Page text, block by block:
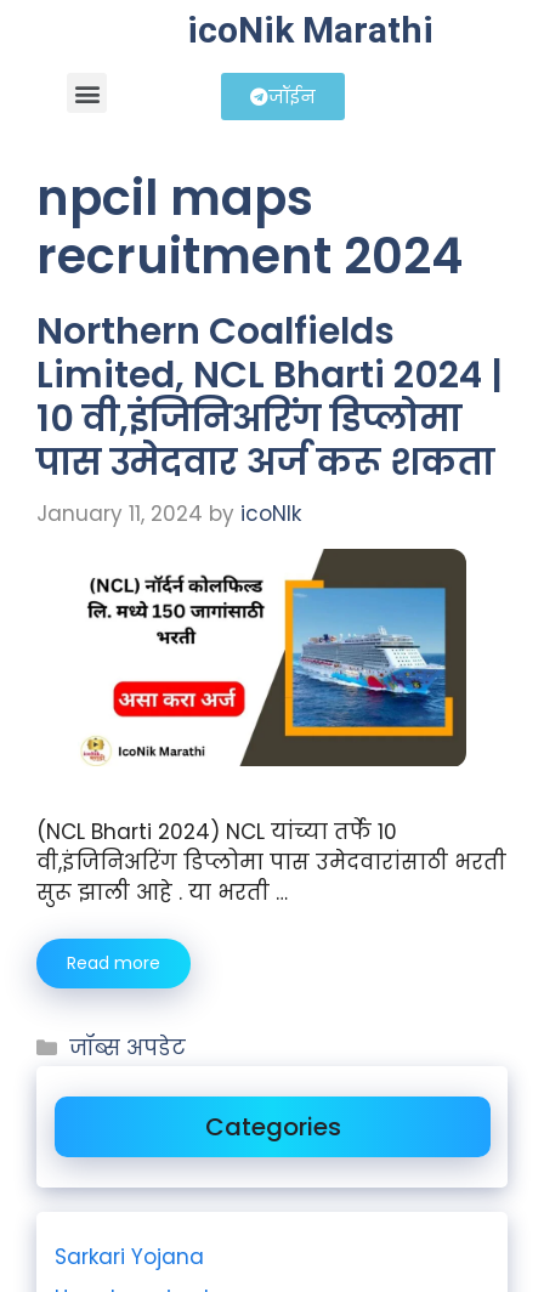
icoNik Marathi
जॉईन
npcil maps
recruitment 2024
Northern Coalfields
Limited, NCL Bharti 2024 |
10 वी,इंजिनिअरिंग डिप्लोमा
पास उमेदवार अर्ज करू शकता
January 11, 2024 by icoNIk
(NCL Bharti 2024) NCL यांच्या तर्फे 10
वी,इंजिनिअरिंग डिप्लोमा पास उमेदवारांसाठी भरती
सुरू झाली आहे . या भरती …
Read more
जॉब्स अपडेट
Categories
Sarkari Yojana